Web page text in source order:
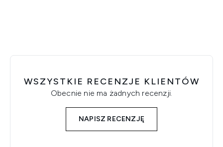
WSZYSTKIE RECENZJE KLIENTÓW
Obecnie nie ma żadnych recenzji.
NAPISZ RECENZJĘ